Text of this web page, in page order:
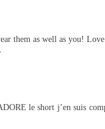
them as well as you!
le short j’en suis